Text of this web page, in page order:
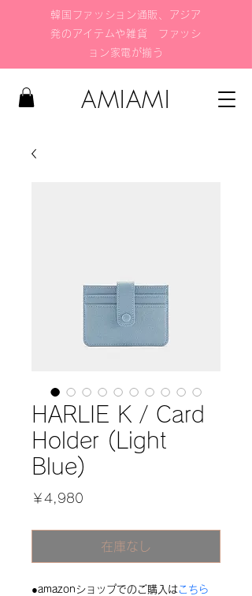
韓国ファッション通販、アジア
発のアイテムや雑貨 ファッシ
ョン家電が揃う
AMIAMI
HARLIE K / Card
Holder (Light
Blue)
￥4,980
在庫なし
●amazonショップでのご購入はこちら